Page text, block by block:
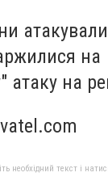
на
на
необхідний текст і